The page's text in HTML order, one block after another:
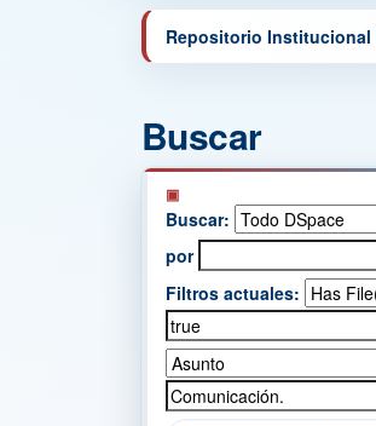
Repositorio Institucional
Buscar
Buscar:
por
Filtros actuales: